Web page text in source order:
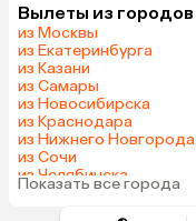
Грузия
Беларусь
Шри-Ланка
Азербайджан
Сербия
Катар
Иордания
Саудовская Аравия
Вылеты из городов
из Москвы
из Екатеринбурга
из Казани
из Самары
из Новосибирска
из Краснодара
из Нижнего Новгорода
из Сочи
из Челябинска
из Тюмени
Показать все города